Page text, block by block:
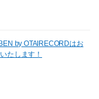
by OTAIRECORDはお
たします！